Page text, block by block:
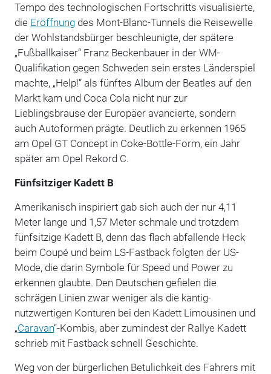
Tempo des technologischen Fortschritts visualisierte,
die Eröffnungdes Mont-Blanc-Tunnels die Reisewelle
der Wohlstandsbürger beschleunigte, der spätere
„Fußballkaiser“ Franz Beckenbauer in der WM-
Qualifikation gegen Schweden sein erstes Länderspiel
machte, „Help!“ als fünftes Album der Beatles auf den
Markt kam und Coca Cola nicht nur zur
Lieblingsbrause der Europäer avancierte, sondern
auch Autoformen prägte. Deutlich zu erkennen 1965
am Opel GT Concept in Coke-Bottle-Form, ein Jahr
später am Opel Rekord C.
Fünfsitziger Kadett B
Amerikanisch inspiriert gab sich auch der nur 4,11
Meter lange und 1,57 Meter schmale und trotzdem
fünfsitzige Kadett B, denn das flach abfallende Heck
beim Coupé und beim LS-Fastback folgten der US-
Mode, die darin Symbole für Speed und Power zu
erkennen glaubte. Den Deutschen gefielen die
schrägen Linien zwar weniger als die kantig-
nutzwertigen Konturen bei den Kadett Limousinen und
„Caravan“-Kombis, aber zumindest der Rallye Kadett
schrieb mit Fastback schnell Geschichte.
Weg von der bürgerlichen Betulichkeit des Fahrers mit